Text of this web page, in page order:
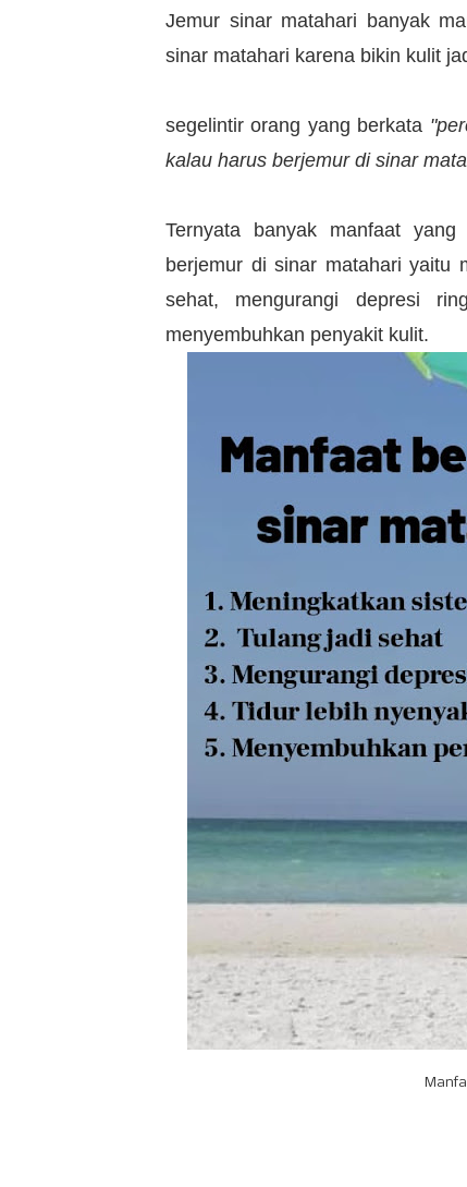
Jemur sinar matahari banyak
sinar matahari karena bikin kulit
segelintir orang yang berkata
kalau harus berjemur di sinar
Ternyata banyak manfaat
berjemur di sinar matahari yaitu
sehat, mengurangi depresi
menyembuhkan penyakit kulit.